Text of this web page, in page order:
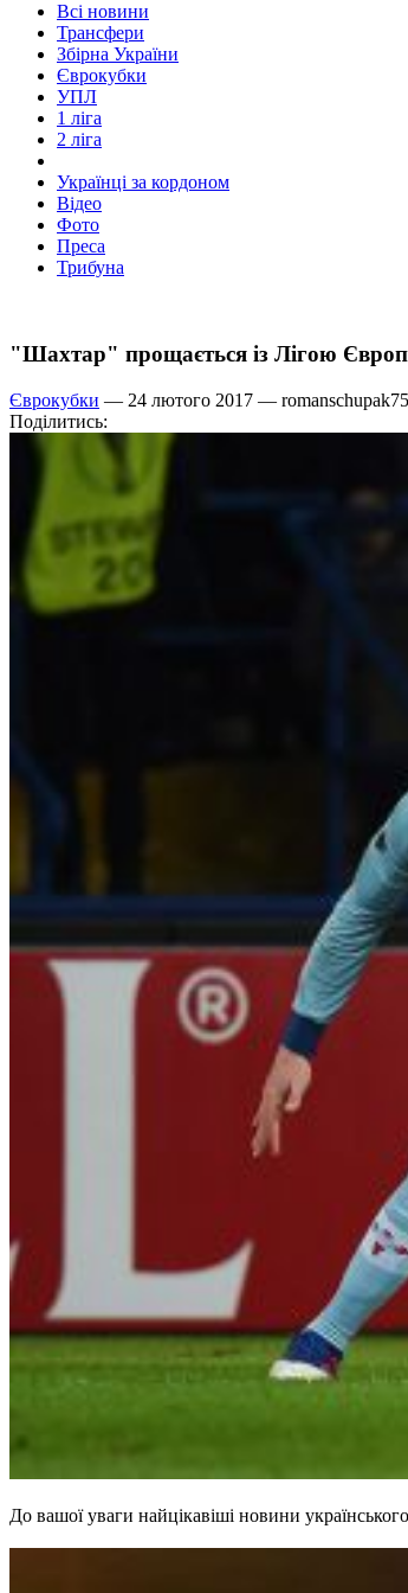
Всі новини
Трансфери
Збірна України
Єврокубки
УПЛ
1 ліга
2 ліга
Українці за кордоном
Відео
Фото
Преса
Трибуна
"Шахтар" прощається із Лігою
Єврокубки — 24 лютого 2017 — romanschupak75
Поділитись:
До вашої уваги найцікавіші новини